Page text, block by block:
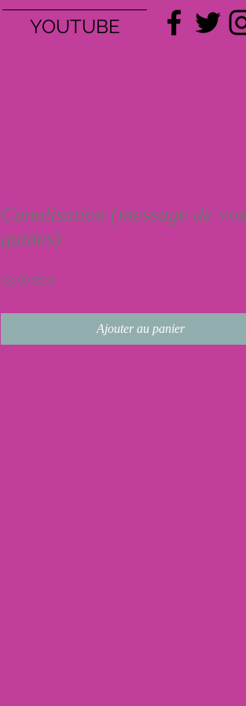
YOUTUBE
Canalisation (message de vos
guides)
33,00 $CA
Ajouter au panier